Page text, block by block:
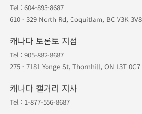
Tel : 604-893-8687
610 - 329 North Rd, Coquitlam, BC V3K 3V8
캐나다 토론토 지점
Tel : 905-882-8687
275 - 7181 Yonge St, Thornhill, ON L3T 0C7
캐나다 캘거리 지사
Tel : 1-877-556-8687